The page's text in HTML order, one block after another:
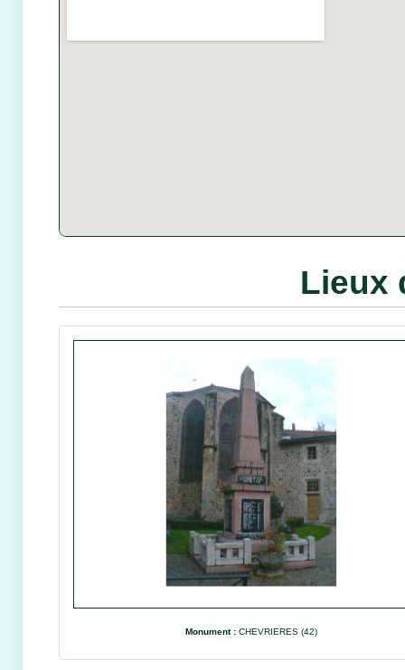
Lieux
Monument :CHEVRIERES (42)